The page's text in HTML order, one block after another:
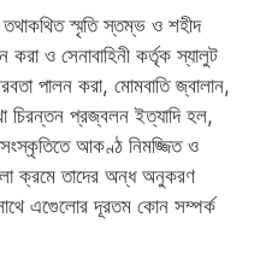
তথাকথিত স্মৃতি স্তম্ভ ও শহীদ
করা ও সেনাবাহিনী কর্তৃক স্যালুট
পালন করা, মোমবাতি জ্বালান,
চিরন্তন প্রজ্বলন ইত্যাদি হল,
আকণ্ঠ নিমজ্জিত ও
ক্রমে তাদের অন্ধ অনুকরণ
এগেুলোর দূরতম কোন সম্পর্ক